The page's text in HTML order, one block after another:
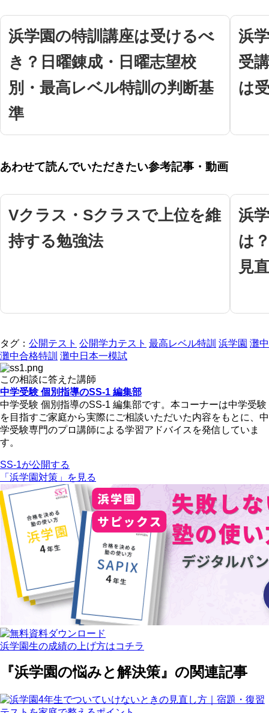
浜学園の特訓講座は受けるべ
き？日曜錬成・日曜志望校
別・最高レベル特訓の判断基
準
浜
受
は
あわせて読んでいただきたい参考記事・動画
Vクラス・Sクラスで上位を維
持する勉強法
浜
は
見
タグ： 公開テスト 公開学力テスト 最高レベル特訓 浜学園 灘中
灘中合格特訓 灘中日本一模試
この相談に答えた講師
中学受験 個別指導のSS-1 編集部
中学受験 個別指導のSS-1 編集部です。本コーナーは中学受験
を目指すご家庭から実際にご相談いただいた内容をもとに、中
学受験専門のプロ講師による学習アドバイスを発信していま
す。
SS-1が公開する
「浜学園対策」を見る
浜学園生の成績の上げ方はコチラ
『浜学園の悩みと解決策』の関連記事